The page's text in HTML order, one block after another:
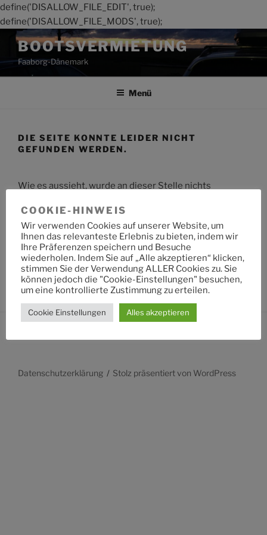
define('DISALLOW_FILE_EDIT', true);
define('DISALLOW_FILE_MODS', true);
Zum
Inhalt
springen
BOOTSVERMIETUNG
Faaborg-Dänemark
Menü
DIE SEITE KONNTE LEIDER NICHT
GEFUNDEN WERDEN.
Wie es aussieht, wurde an dieser Stelle nichts
Suche
nach:
Datenschutzerklärung Stolz präsentiert von WordPress
COOKIE-HINWEIS
Wir verwenden Cookies auf unserer Website, um
Ihnen das relevanteste Erlebnis zu bieten, indem wir
Ihre Präferenzen speichern und Besuche
wiederholen. Indem Sie auf „Alle akzeptieren“ klicken,
stimmen Sie der Verwendung ALLER Cookies zu. Sie
können jedoch die "Cookie-Einstellungen" besuchen,
um eine kontrollierte Zustimmung zu erteilen.
Cookie Einstellungen Alles akzeptieren